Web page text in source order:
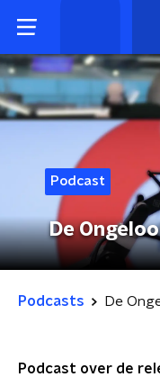
Podcast
De
Podcasts De
Podcast over de